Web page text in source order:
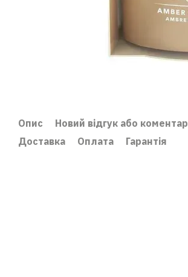
Опис
Новий відгук або коментар
Доставка
Оплата Гарантія